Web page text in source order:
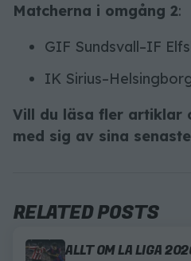
Matcherna i omgång 2:
GIF Sundsvall–IF
IK
Vill du läsa fler artiklar
med sig av sina
RELATED POSTS
ALLT OM LA LIGA